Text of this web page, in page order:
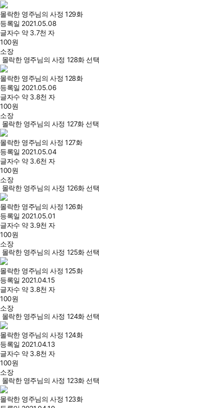
몰락한 영주님의 사정 129화
등록일 2021.05.08
글자수 약 3.7천 자
100원
소장
몰락한 영주님의 사정 128화 선택
몰락한 영주님의 사정 128화
등록일 2021.05.06
글자수 약 3.8천 자
100원
소장
몰락한 영주님의 사정 127화 선택
몰락한 영주님의 사정 127화
등록일 2021.05.04
글자수 약 3.6천 자
100원
소장
몰락한 영주님의 사정 126화 선택
몰락한 영주님의 사정 126화
등록일 2021.05.01
글자수 약 3.9천 자
100원
소장
몰락한 영주님의 사정 125화 선택
몰락한 영주님의 사정 125화
등록일 2021.04.15
글자수 약 3.8천 자
100원
소장
몰락한 영주님의 사정 124화 선택
몰락한 영주님의 사정 124화
등록일 2021.04.13
글자수 약 3.8천 자
100원
소장
몰락한 영주님의 사정 123화 선택
몰락한 영주님의 사정 123화